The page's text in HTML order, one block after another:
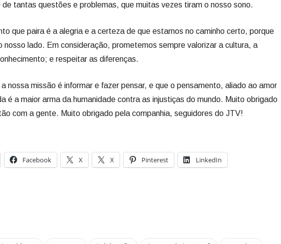
de tantas questões e problemas, que muitas vezes tiram o nosso sono.
que paira é a alegria e a certeza de que estamos no caminho certo, porque
nosso lado. Em consideração, prometemos sempre valorizar a cultura, a
e respeitar as diferenças.
a nossa missão é informar e fazer pensar, e que o pensamento, aliado ao amor
é a maior arma da humanidade contra as injustiças do mundo. Muito obrigado
com a gente. Muito obrigado pela companhia, seguidores do JTV!
Facebook X X Pinterest LinkedIn